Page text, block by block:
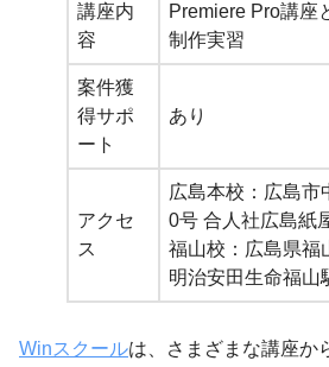
講座内
容
Premiere Pro講座
制作実習
案件獲
得サポ
ート
あり
アクセ
ス
広島本校：広島市
0号 合人社広島紙
福山校：広島県福
明治安田生命福山
Winスクールは、さまざまな講座か